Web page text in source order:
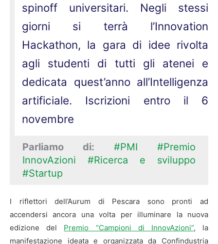
spinoff universitari. Negli stessi
giorni si terrà l’Innovation
Hackathon, la gara di idee rivolta
agli studenti di tutti gli atenei e
dedicata quest’anno all’Intelligenza
artificiale. Iscrizioni entro il 6
novembre
Parliamo di: #PMI
#Premio
InnovAzioni
#Ricerca e sviluppo
#Startup
I riflettori dell’Aurum di Pescara sono pronti ad
accendersi ancora una volta per illuminare la nuova
edizione del Premio “Campioni di InnovAzioni”, la
manifestazione ideata e organizzata da Confindustria